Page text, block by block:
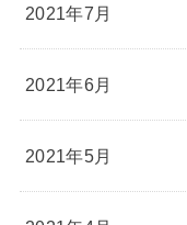
2021年7月
2021年6月
2021年5月